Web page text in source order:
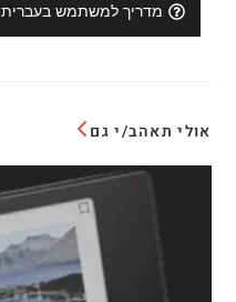
מדריך למשתמש בעברית
אולי תאהב/י גם